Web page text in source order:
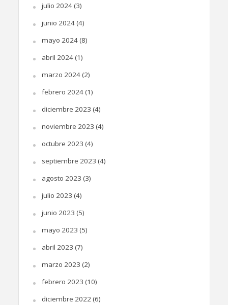
julio 2024(3)
junio 2024(4)
mayo 2024(8)
abril 2024(1)
marzo 2024(2)
febrero 2024(1)
diciembre 2023 (4)
noviembre 2023 (4)
octubre 2023 (4)
septiembre 2023 (4)
agosto 2023 (3)
julio 2023 (4)
junio 2023 (5)
mayo 2023 (5)
abril 2023 (7)
marzo 2023 (2)
febrero 2023 (10)
diciembre 2022(6)